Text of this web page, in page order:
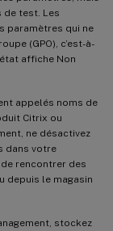
de test. Les
paramètres qui ne
(GPO), c’est-à-
affiche Non
appelés noms de
Citrix ou
ne désactivez
dans votre
rencontrer des
depuis le magasin
stockez